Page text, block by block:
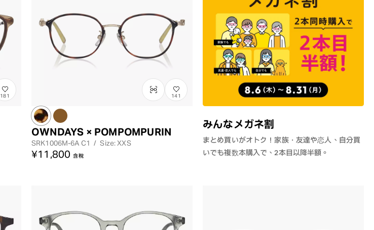
みんなメガネ割
まとめ買いがオトク！家族・友達や恋人、自分買
いでも複数本購入で、2本目以降半額。
181 141
OWNDAYS × POMPOMPURIN
SRK1006M-6A C1 / Size: XXS
¥11,800 含稅